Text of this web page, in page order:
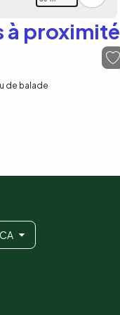
à proximité
de balade